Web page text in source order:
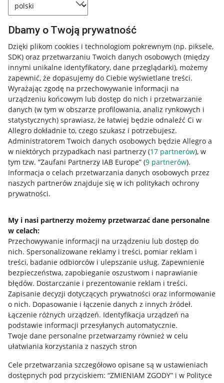
Dbamy o Twoją prywatność
Dzięki plikom cookies i technologiom pokrewnym (np. piksele,
SDK) oraz przetwarzaniu Twoich danych osobowych (między
innymi unikalne identyfikatory, dane przeglądarki), możemy
zapewnić, że dopasujemy do Ciebie wyświetlane treści.
Wyrażając zgodę na przechowywanie informacji na
urządzeniu końcowym lub dostęp do nich i przetwarzanie
danych (w tym w obszarze profilowania, analiz rynkowych i
statystycznych) sprawiasz, że łatwiej będzie odnaleźć Ci w
Allegro dokładnie to, czego szukasz i potrzebujesz.
Administratorem Twoich danych osobowych będzie Allegro a
w niektórych przypadkach nasi partnerzy (17 partnerów), w
tym tzw. “Zaufani Partnerzy IAB Europe” (9 partnerów).
Informacja o celach przetwarzania danych osobowych przez
naszych partnerów znajduje się w ich politykach ochrony
prywatności.
My i nasi partnerzy możemy przetwarzać dane personalne
w celach:
Przechowywanie informacji na urządzeniu lub dostęp do
nich. Spersonalizowane reklamy i treści, pomiar reklam i
treści, badanie odbiorców i ulepszanie usług. Zapewnienie
bezpieczeństwa, zapobieganie oszustwom i naprawianie
błędów. Dostarczanie i prezentowanie reklam i treści.
Zapisanie decyzji dotyczących prywatności oraz informowanie
o nich. Dopasowanie i łączenie danych z innych źródeł.
Łączenie różnych urządzeń. Identyfikacja urządzeń na
podstawie informacji przesyłanych automatycznie.
Twoje dane personalne przetwarzamy również w celu
ułatwiania korzystania z naszych stron
Cele przetwarzania szczegółowo opisane są w ustawieniach
dostępnych pod przyciskiem: “ZMIENIAM ZGODY” i w Polityce
Nawigacja
Przydatne informacje
Jak to działa
Allegro Gadane dla sprzedających
Allegro Gadane dla kupujących
Mapa miejscowości
Informacje prawne
Regulamin
Polityka plików "cookies"
Ustawienia plików "cookies"
Udostępnianie lokalizacji